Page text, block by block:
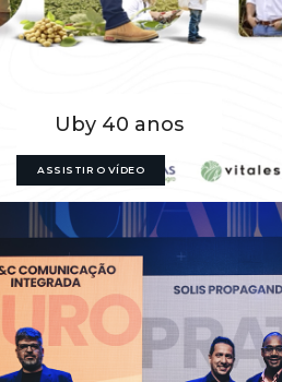
Uby 40 anos
ASSISTIR O VÍDEO